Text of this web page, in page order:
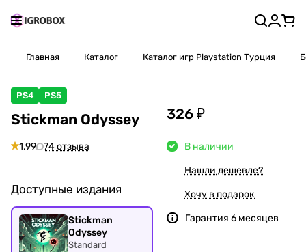
Главная Каталог Каталог игр Playstation Турция
PS4 PS5
Stickman Odyssey
1.99 74 отзыва
Доступные издания
Stickman
Odyssey
Standard
326 ₽
В наличии
Нашли дешевле?
Хочу в подарок
Гарантия 6 месяцев